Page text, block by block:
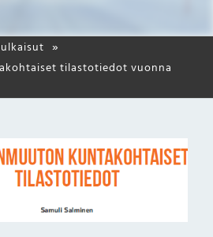
tilastotiedot vuonna